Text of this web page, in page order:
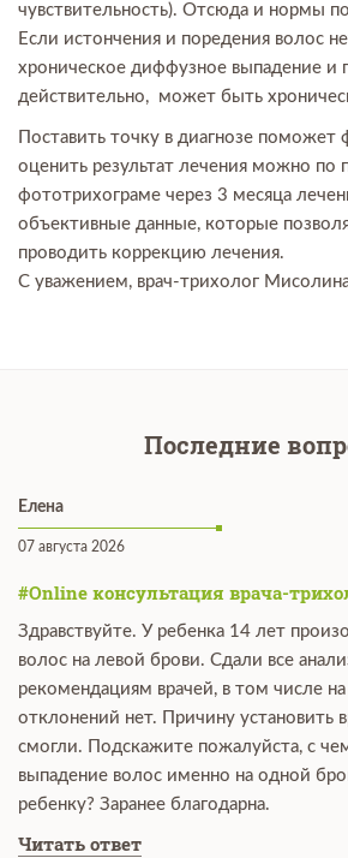
чувствительность). Отсюда и нормы
Если истончения и поредения волос
хроническое диффузное выпадение и
действительно, может быть
Поставить точку в диагнозе поможет
оценить результат лечения можно по
фототрихограме через 3 месяца
объективные данные, которые
проводить коррекцию лечения.
С уважением, врач-трихолог
Последние
Елена
07 августа 2026
#Online консультация врача-
Здравствуйте. У ребенка 14 лет
волос на левой брови. Сдали все
рекомендациям врачей, в том числе
отклонений нет. Причину установить
смогли. Подскажите пожалуйста, с
выпадение волос именно на одной
ребенку? Заранее благодарна.
Читать ответ